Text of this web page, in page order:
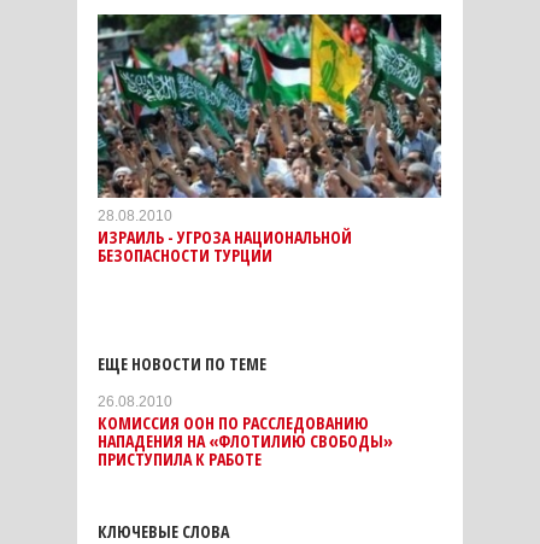
28.08.2010
ИЗРАИЛЬ - УГРОЗА НАЦИОНАЛЬНОЙ
БЕЗОПАСНОСТИ ТУРЦИИ
ЕЩЕ НОВОСТИ ПО ТЕМЕ
26.08.2010
КОМИССИЯ ООН ПО РАССЛЕДОВАНИЮ
НАПАДЕНИЯ НА «ФЛОТИЛИЮ СВОБОДЫ»
ПРИСТУПИЛА К РАБОТЕ
КЛЮЧЕВЫЕ СЛОВА